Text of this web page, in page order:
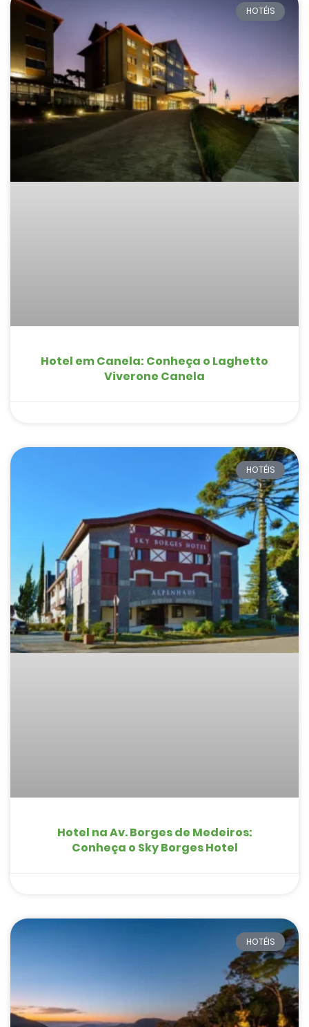
HOTÉIS
Hotel em Canela: Conheça o Laghetto
Viverone Canela
HOTÉIS
Hotel na Av. Borges de Medeiros:
Conheça o Sky Borges Hotel
HOTÉIS